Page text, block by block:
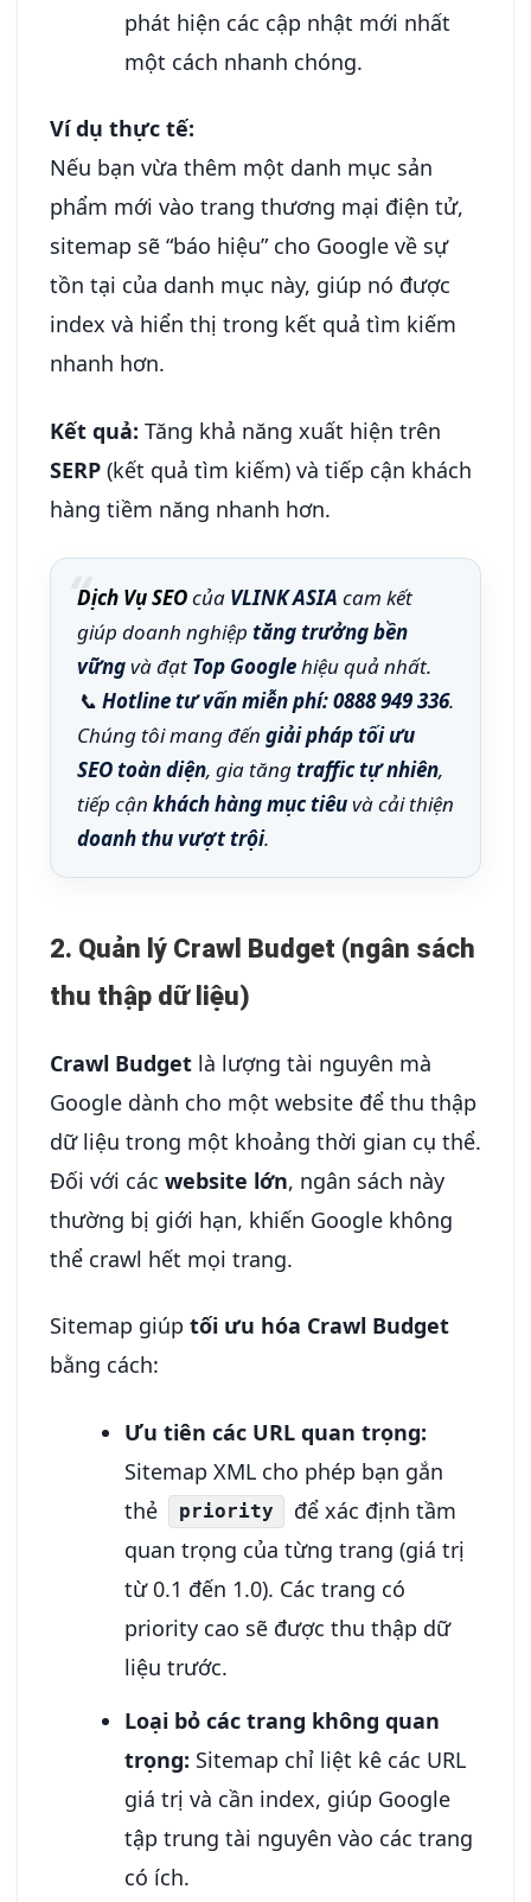
phát hiện các cập nhật mới nhất
một cách nhanh chóng.
Ví dụ thực tế:
Nếu bạn vừa thêm một danh mục sản
phẩm mới vào trang thương mại điện tử,
sitemap sẽ “báo hiệu” cho Google về sự
tồn tại của danh mục này, giúp nó được
index và hiển thị trong kết quả tìm kiếm
nhanh hơn.
Kết quả: Tăng khả năng xuất hiện trên
SERP (kết quả tìm kiếm) và tiếp cận khách
hàng tiềm năng nhanh hơn.
Dịch Vụ SEOcủa VLINK ASIA cam kết
giúp doanh nghiệp tăng trưởng bền
vữngvà đạt Top Googlehiệu quả nhất.
📞 Hotline tư vấn miễn phí:0888 949 336.
Chúng tôi mang đến giải pháp tối ưu
SEO toàn diện, gia tăngtraffic tự nhiên,
tiếp cận khách hàng mục tiêuvà cải thiện
doanh thu vượt trội.
2. Quản lý Crawl Budget (ngân sách
thu thập dữ liệu)
Crawl Budget là lượng tài nguyên mà
Google dành cho một website để thu thập
dữ liệu trong một khoảng thời gian cụ thể.
Đối với các website lớn, ngân sách này
thường bị giới hạn, khiến Google không
thể crawl hết mọi trang.
Sitemap giúp tối ưu hóa Crawl Budget
bằng cách:
Ưu tiên các URL quan trọng:
Sitemap XML cho phép bạn gắn
thẻ
priority
để xác định tầm
quan trọng của từng trang (giá trị
từ 0.1 đến 1.0). Các trang có
priority cao sẽ được thu thập dữ
liệu trước.
Loại bỏ các trang không quan
trọng: Sitemap chỉ liệt kê các URL
giá trị và cần index, giúp Google
tập trung tài nguyên vào các trang
có ích.